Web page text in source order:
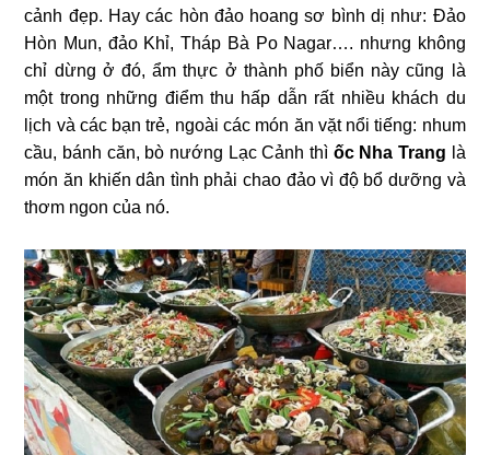
cảnh đẹp. Hay các hòn đảo hoang sơ bình dị như: Đảo
Hòn Mun, đảo Khỉ, Tháp Bà Po Nagar…. nhưng không
chỉ dừng ở đó, ẩm thực ở thành phố biển này cũng là
một trong những điểm thu hấp dẫn rất nhiều khách du
lịch và các bạn trẻ, ngoài các món ăn vặt nổi tiếng: nhum
cầu, bánh căn, bò nướng Lạc Cảnh thì ốc Nha Trang là
món ăn khiến dân tình phải chao đảo vì độ bổ dưỡng và
thơm ngon của nó.